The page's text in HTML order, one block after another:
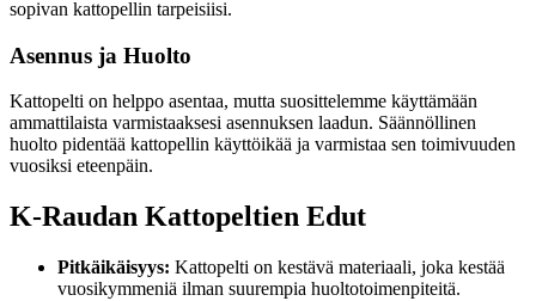
sopivan kattopellin tarpeisiisi.
Asennus ja Huolto
Kattopelti on helppo asentaa, mutta suosittelemme käyttämään
ammattilaista varmistaaksesi asennuksen laadun. Säännöllinen
huolto pidentää kattopellin käyttöikää ja varmistaa sen toimivuuden
vuosiksi eteenpäin.
K-Raudan Kattopeltien Edut
Pitkäikäisyys: Kattopelti on kestävä materiaali, joka kestää
vuosikymmeniä ilman suurempia huoltotoimenpiteitä.